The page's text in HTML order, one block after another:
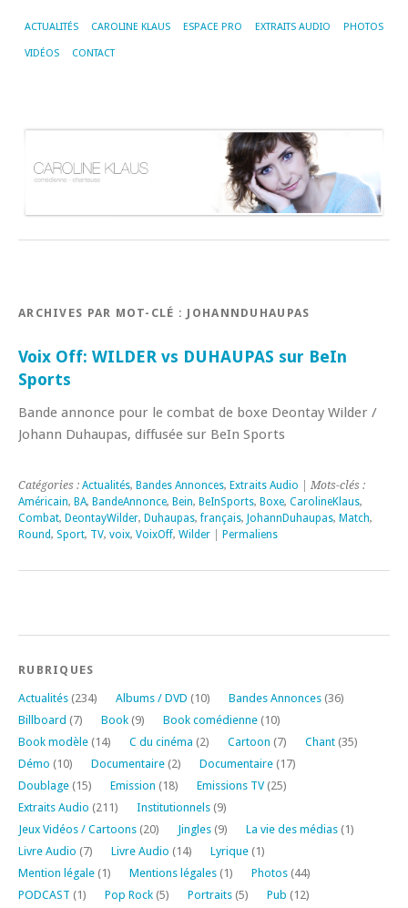
ACTUALITÉS CAROLINE KLAUS ESPACE PRO EXTRAITS AUDIO PHOTOS
VIDÉOS CONTACT
ARCHIVES PAR MOT-CLÉ : JOHANNDUHAUPAS
Voix Off: WILDER vs DUHAUPAS sur BeIn
Sports
Bande annonce pour le combat de boxe Deontay Wilder /
Johann Duhaupas, diffusée sur BeIn Sports
Catégories : Actualités, Bandes Annonces, Extraits Audio | Mots-clés :
Américain, BA, BandeAnnonce, Bein, BeInSports, Boxe, CarolineKlaus,
Combat, DeontayWilder, Duhaupas,français, JohannDuhaupas, Match,
Round, Sport, TV, voix, VoixOff, Wilder Permaliens
RUBRIQUES
Actualités (234) Albums / DVD (10) Bandes Annonces (36)
Billboard (7) Book (9) Book comédienne (10)
Book modèle (14) C du cinéma (2) Cartoon (7) Chant (35)
Démo (10) Documentaire (2) Documentaire (17)
Doublage (15) Emission (18) Emissions TV(25)
Extraits Audio (211) Institutionnels (9)
Jeux Vidéos / Cartoons (20) Jingles (9) La vie des médias (1)
Livre Audio (7) Livre Audio (14) Lyrique (1)
Mention légale (1) Mentions légales (1) Photos (44)
PODCAST (1) Pop Rock (5) Portraits (5) Pub (12)